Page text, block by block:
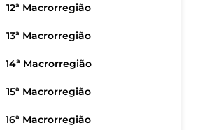
12ª Macrorregião
13ª Macrorregião
14ª Macrorregião
15ª Macrorregião
16ª Macrorregião